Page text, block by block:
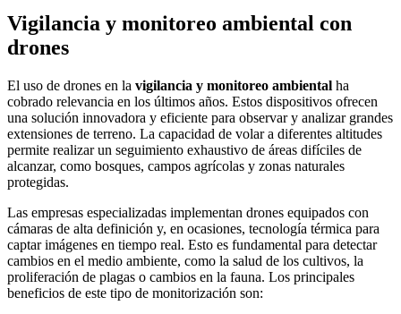
Vigilancia y monitoreo ambiental con
drones
El uso de drones en la vigilancia y monitoreo ambiental ha
cobrado relevancia en los últimos años. Estos dispositivos ofrecen
una solución innovadora y eficiente para observar y analizar grandes
extensiones de terreno. La capacidad de volar a diferentes altitudes
permite realizar un seguimiento exhaustivo de áreas difíciles de
alcanzar, como bosques, campos agrícolas y zonas naturales
protegidas.
Las empresas especializadas implementan drones equipados con
cámaras de alta definición y, en ocasiones, tecnología térmica para
captar imágenes en tiempo real. Esto es fundamental para detectar
cambios en el medio ambiente, como la salud de los cultivos, la
proliferación de plagas o cambios en la fauna. Los principales
beneficios de este tipo de monitorización son: